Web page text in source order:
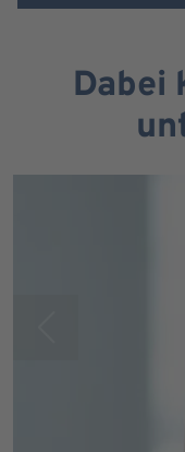
Dabei